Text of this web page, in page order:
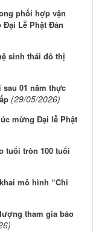
phối hợp vận
Lễ Phật Đản
sinh thái đô thị
01 năm thực
(29/05/2026)
mừng Đại lễ Phật
tuổi tròn 100 tuổi
mô hình “Chi
tham gia bảo